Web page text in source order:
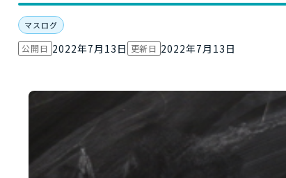
マスログ
公開日 2022年7月13日 更新日 2022年7月13日